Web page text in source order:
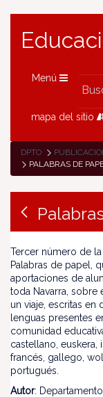
Menú
mapa del sitio
DPTO
PALABRAS DE
Tercer número de la
Palabras de papel,
aportaciones de
toda Navarra, sobre
un viaje, escritas en
lenguas presentes
comunidad
castellano, euskera,
francés, gallego,
portugués.
Autor: